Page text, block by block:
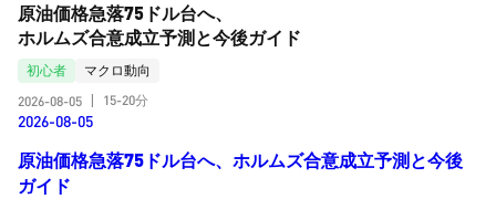
原油価格急落75ドル台へ、
ホルムズ合意成立予測と今後ガイド
初心者
マクロ動向
2026-08-05
15-20分
2026-08-05
原油価格急落75ドル台へ、ホルムズ合意成立予測と今後
ガイド